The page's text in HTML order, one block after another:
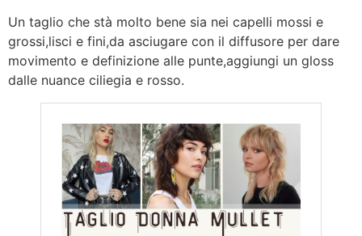
Un taglio che stà molto bene sia nei capelli mossi e
grossi,lisci e fini,da asciugare con il diffusore per dare
movimento e definizione alle punte,aggiungi un gloss
dalle nuance ciliegia e rosso.